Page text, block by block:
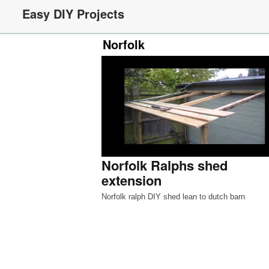
Easy DIY Projects
Norfolk
Norfolk Ralphs shed
extension
Norfolk ralph DIY shed lean to dutch barn